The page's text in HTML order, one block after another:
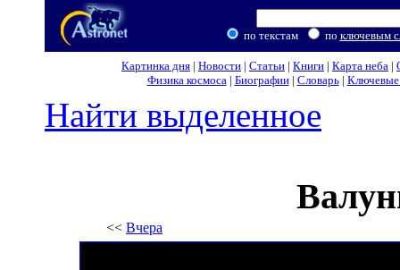
по текстам по ключевым
Картинка дня | Новости | Статьи | Книги | Карта неба |
Физика космоса| Биографии| Словарь| Ключевые
Найти выделенное
<< Вчера